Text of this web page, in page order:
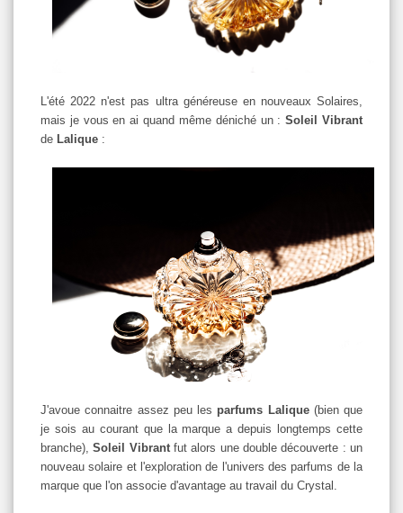
L'été 2022 n'est pas ultra généreuse en nouveaux Solaires,
mais je vous en ai quand même déniché un :Soleil Vibrant
de Lalique :
J'avoue connaitre assez peu les parfums Lalique(bien que
je sois au courant que la marque a depuis longtemps cette
branche),Soleil Vibrantfut alors une double découverte : un
nouveau solaire et l'exploration de l'univers des parfums de la
marque que l'on associe d'avantage au travail du Crystal.